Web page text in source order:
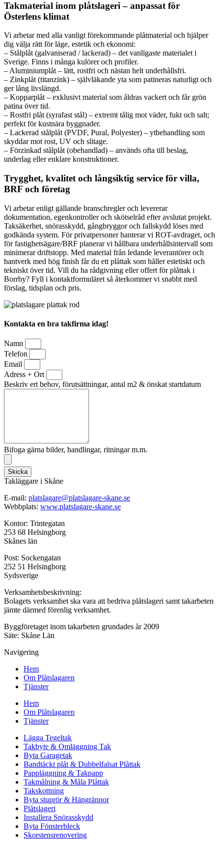
Takmaterial inom plåtslageri – anpassat för
Österlens klimat
Vi arbetar med alla vanligt förekommande plåtmaterial och hjälper
dig välja rätt för läge, estetik och ekonomi:
– Stålplåt (galvaniserad / lackerad) – det vanligaste materialet i
Sverige. Finns i många kulörer och profiler.
– Aluminiumplåt – lätt, rostfri och nästan helt underhållsfri.
– Zinkplåt (titanzink) – självläkande yta som patineras naturligt och
ger lång livslängd.
– Kopparplåt – exklusivt material som åldras vackert och får grön
patina över tid.
– Rostfri plåt (syrafast stål) – extremt tålig mot väder, fukt och salt;
perfekt för kustnära byggnader.
– Lackerad stålplåt (PVDF, Pural, Polyester) – ytbehandling som
skyddar mot rost, UV och slitage.
– Förzinkad stålplåt (obehandlad) – används ofta till beslag,
underlag eller enklare konstruktioner.
Trygghet, kvalitet och långsiktig service för villa,
BRF och företag
Vi arbetar enligt gällande branschregler och levererar
dokumentation, egenkontroller och skötselråd efter avslutat projekt.
Taksäkerhet, snörasskydd, gångbryggor och fallskydd löses med
godkända system. För privatpersoner hanterar vi ROT-avdraget, och
för fastighetsägare/BRF planerar vi hållbara underhållsintervall som
minimerar driftstopp. Med material från ledande leverantörer och
hantverk med hög finish får du ett plåttak som håller estetiskt och
tekniskt över tid. Vill du ha rådgivning eller offert för plåttak i
Borrby? Fyll i kontaktformuläret så återkommer vi snabbt med
förslag, tidsplan och pris.
Kontakta en bra takfirma idag!
Namn
Telefon
Email
Adress + Ort
Beskriv ert behov, förutsättningar, antal m2 & önskat startdatum
Bifoga gärna bilder, handlingar, ritningar m.m.
Skicka
Takläggare i Skåne
E-mail: platslagare@platslagare-skane.se
Webbplats: www.platslagare-skane.se
Kontor: Trintegatan
253 68 Helsingborg
Skånes län
Post: Sockengatan
252 51 Helsingborg
Sydsverige
Verksamhetsbeskrivning:
Bolagets verksamhet ska vara att bedriva plåtslageri samt takarbeten
jämte därmed förenlig verksamhet.
Byggföretaget inom takarbeten grundades år 2009
Säte: Skåne Län
Navigering
Hem
Om Plåtslagaren
Tjänster
Hem
Om Plåtslagaren
Tjänster
Lägga Tegeltak
Takbyte & Omläggning Tak
Byta Garagetak
Bandtäckt plåt & Dubbelfalsat Plåttak
Pappläggning & Takpapp
Takmålning & Måla Plåttak
Takskottning
Byta stuprör & Hängrännor
Plåtslageri
Installera Snörasskydd
Byta Fönsterbleck
Skorstensrenovering